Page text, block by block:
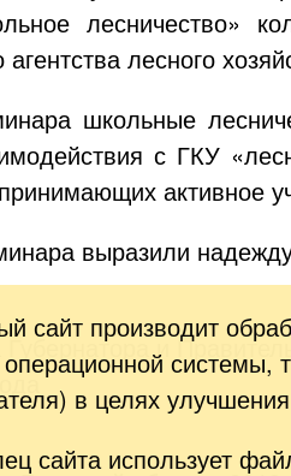
лесничество»
лесного
школьные
с ГКУ
активное
выразили
и
сайт производит
системы,
в целях
сайта использует